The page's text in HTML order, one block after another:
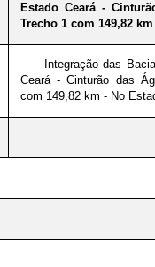
Estado Ceará -
Trecho 1 com 149,82 km
Integração das
Ceará - Cinturão das
com 149,82 km - No